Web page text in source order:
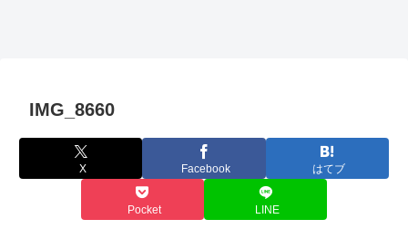
IMG_8660
X Facebook はてブ
Pocket LINE